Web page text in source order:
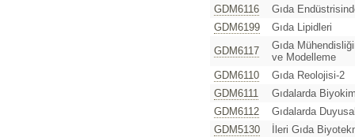
GDM6116
Gıda
GDM6199
Gıda Lipidleri
GDM6117
Gıda
ve Modelleme
GDM6110
Gıda Reolojisi-2
GDM6111
Gıdalarda
GDM6112
Gıdalarda
GDM5130
İleri Gıda